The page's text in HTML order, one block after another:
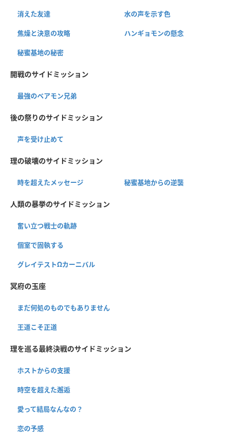
消えた友達 水の声を示す色
焦燥と決意の攻略 ハンギョモンの懸念
秘蜜基地の秘密
開戦のサイドミッション
最強のベアモン兄弟
後の祭りのサイドミッション
声を受け止めて
理の破壊のサイドミッション
時を超えたメッセージ 秘蜜基地からの逆襲
人類の暴挙のサイドミッション
奮い立つ戦士の軌跡
個室で固執する
グレイテストΩカーニバル
冥府の玉座
まだ何処のものでもありません
王道こそ正道
理を巡る最終決戦のサイドミッション
ホストからの支援
時空を超えた邂逅
愛って結局なんなの？
恋の予感